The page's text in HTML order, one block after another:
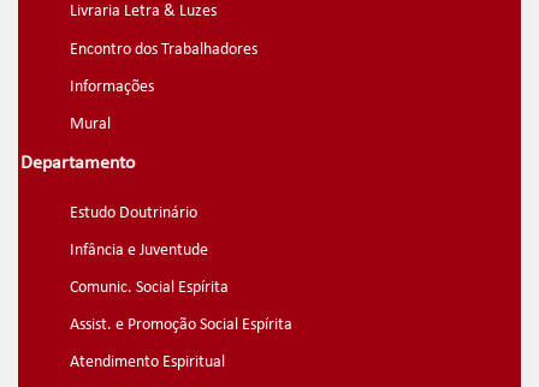
Livraria Letra & Luzes
Encontro dos Trabalhadores
Informações
Mural
Departamento
Estudo Doutrinário
Infância e Juventude
Comunic. Social Espírita
Assist. e Promoção Social Espírita
Atendimento Espiritual